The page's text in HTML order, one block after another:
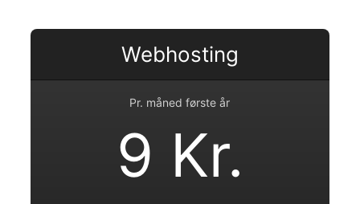
Webhosting
Pr. måned første år
9 Kr.